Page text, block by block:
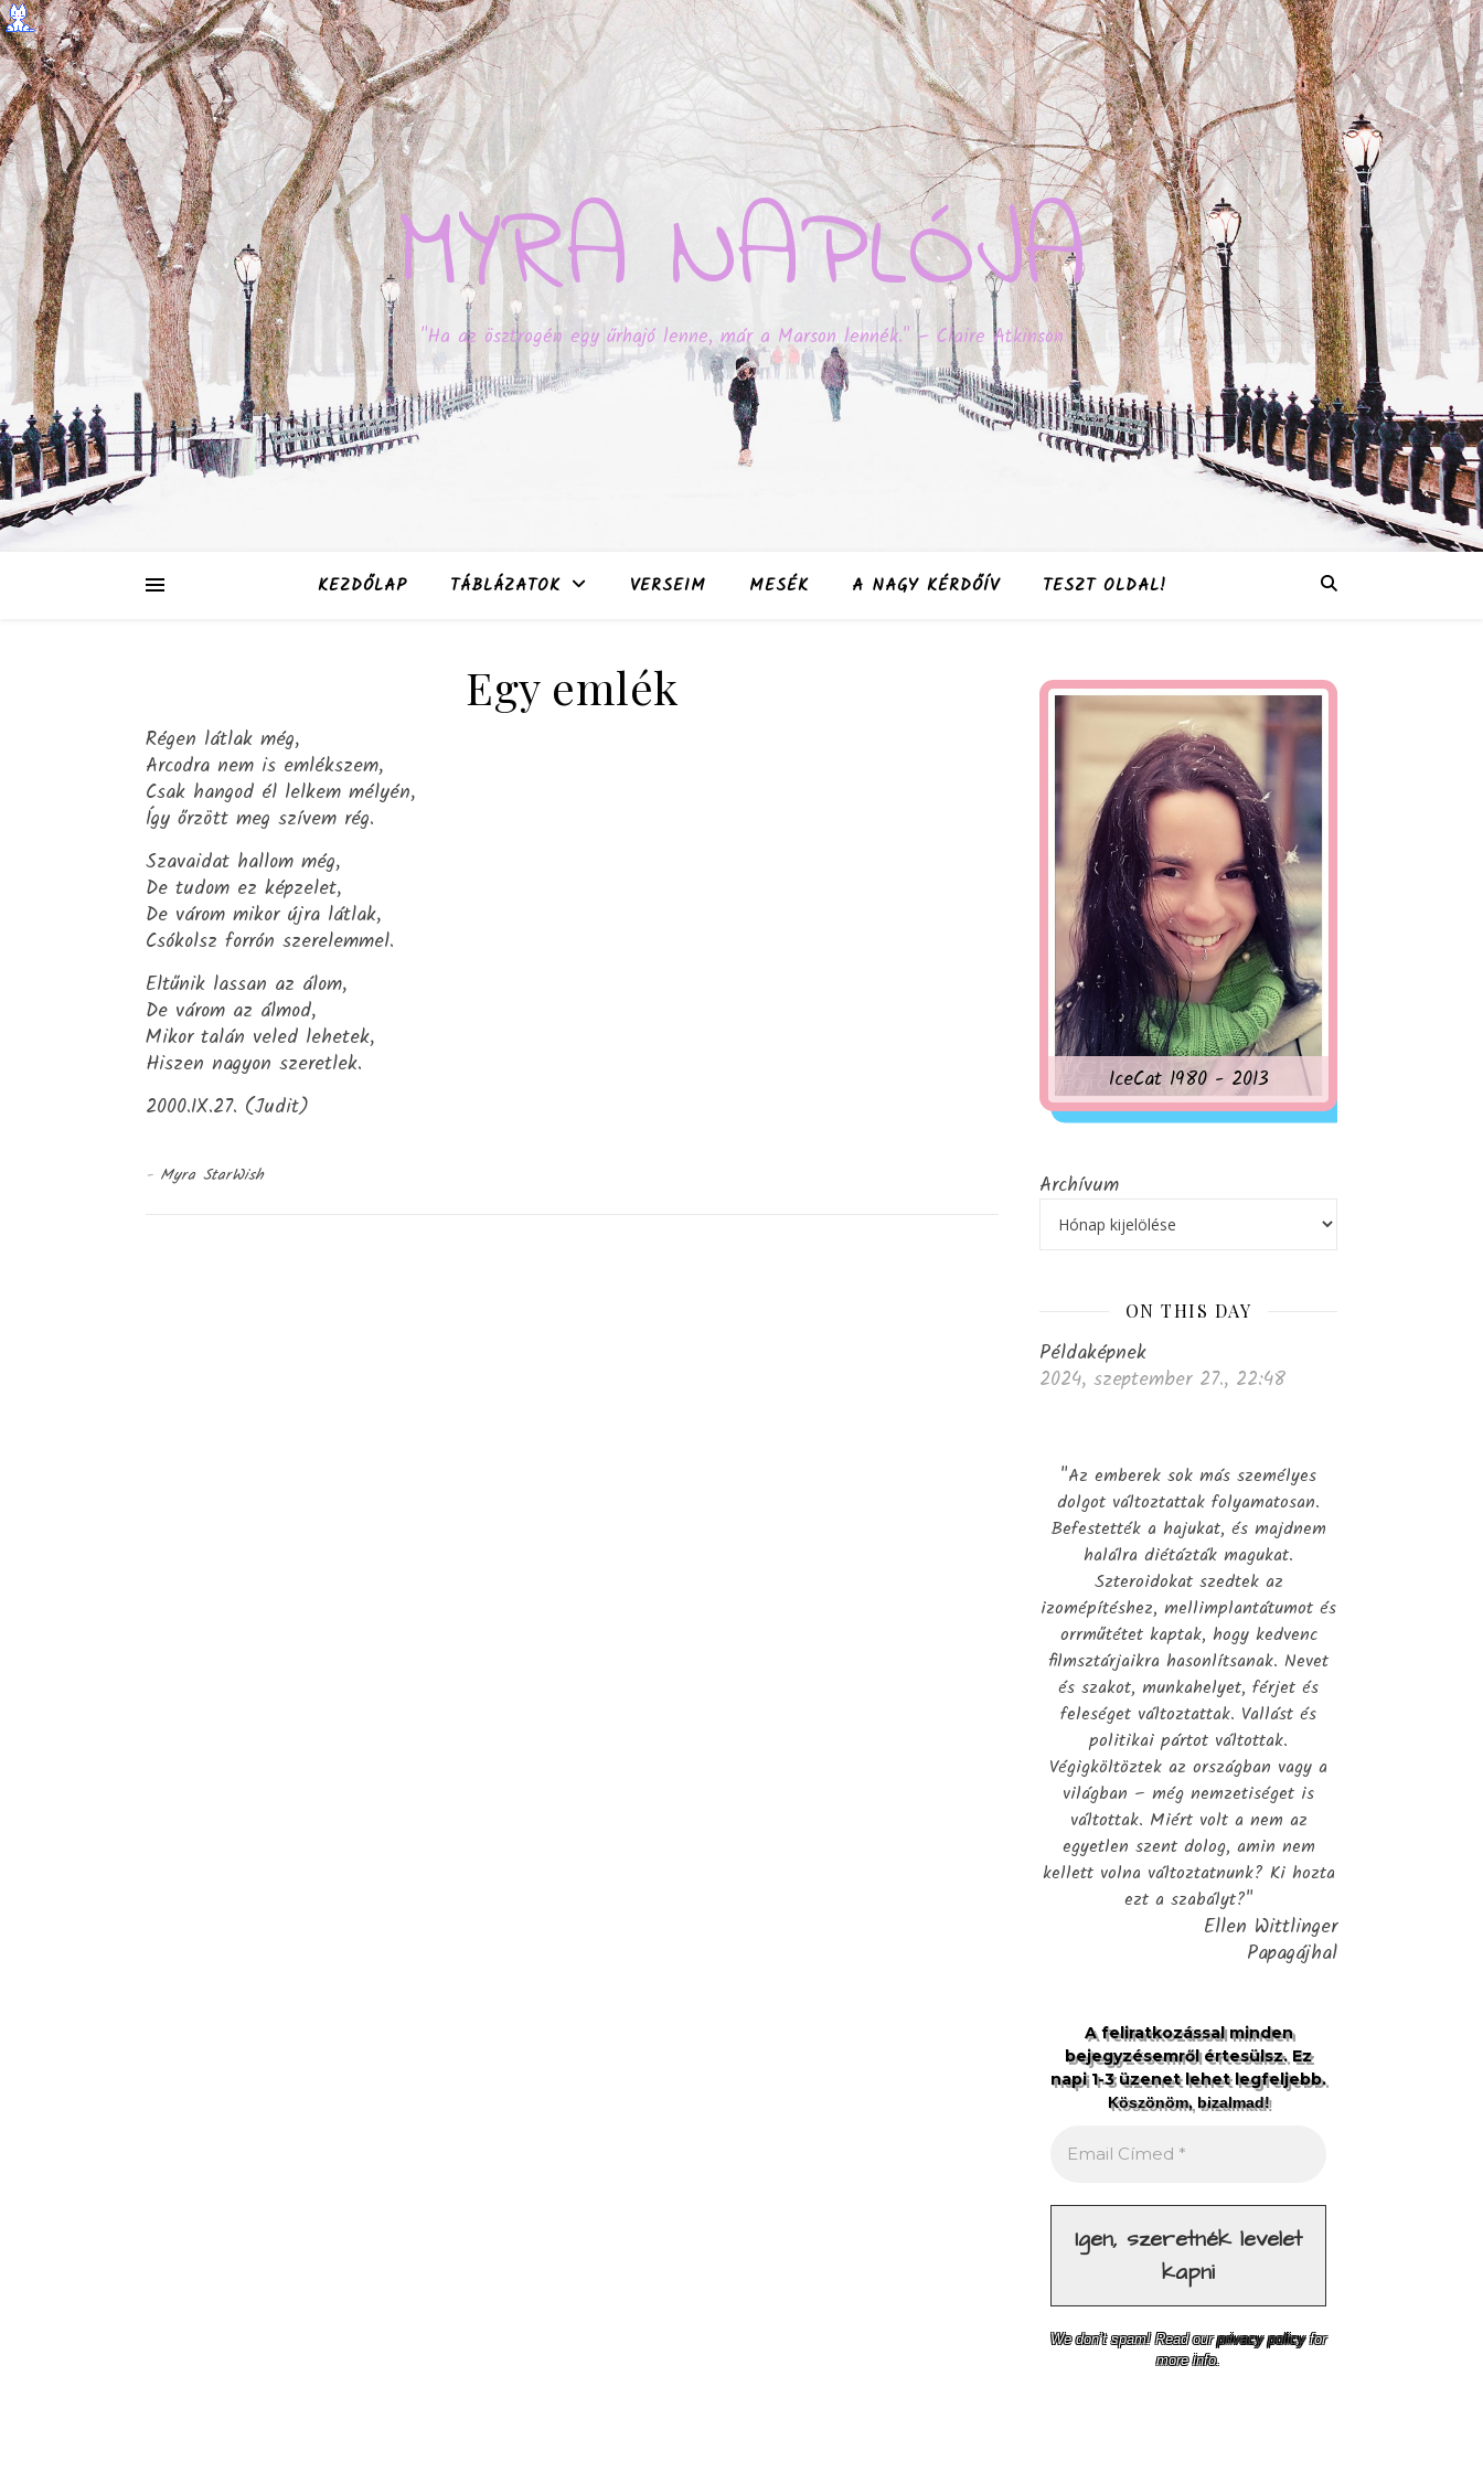
MYRA NAPLÓJA
"Ha az ösztrogén egy űrhajó lenne, már a Marson lennék." – Claire Atkinson
KEZDŐLAP TÁBLÁZATOK VERSEIM MESÉK A NAGY KÉRDŐÍV TESZT OLDAL!
Egy emlék
Régen látlak még,
Arcodra nem is emlékszem,
Csak hangod él lelkem mélyén,
Így őrzött meg szívem rég.
Szavaidat hallom még,
De tudom ez képzelet,
De várom mikor újra látlak,
Csókolsz forrón szerelemmel.
Eltűnik lassan az álom,
De várom az álmod,
Mikor talán veled lehetek,
Hiszen nagyon szeretlek.
2000.IX.27. (Judit)
- Myra StarWish
IceCat 1980 - 2013
Archívum
ON THIS DAY
Példaképnek
2024, szeptember 27., 22:48
"Az emberek sok más személyes
dolgot változtattak folyamatosan.
Befestették a hajukat, és majdnem
halálra diétázták magukat.
Szteroidokat szedtek az
izomépítéshez, mellimplantátumot és
orrműtétet kaptak, hogy kedvenc
filmsztárjaikra hasonlítsanak. Nevet
és szakot, munkahelyet, férjet és
feleséget változtattak. Vallást és
politikai pártot váltottak.
Végigköltöztek az országban vagy a
világban – még nemzetiséget is
váltottak. Miért volt a nem az
egyetlen szent dolog, amin nem
kellett volna változtatnunk? Ki hozta
ezt a szabályt?"
Ellen Wittlinger
Papagájhal
A feliratkozással minden
bejegyzésemről értesülsz. Ez
napi 1-3 üzenet lehet legfeljebb.
Köszönöm, bizalmad!
We don’t spam! Read ourprivacy policyfor
more info.